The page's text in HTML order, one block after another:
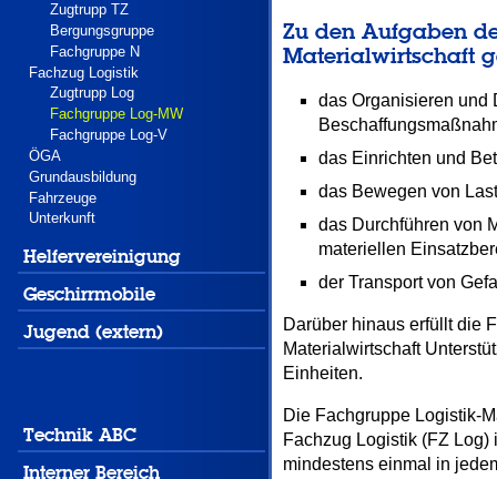
Zugtrupp TZ
Bergungsgruppe
Fachgruppe N
Fachzug Logistik
Zugtrupp Log
Fachgruppe Log-MW
Fachgruppe Log-V
ÖGA
Grundausbildung
Fahrzeuge
Unterkunft
Helfervereinigung
Geschirrmobile
Jugend (extern)
Technik ABC
Interner Bereich
Zu den Aufgaben
Materialwirtschaft
das Organisieren und
das Einrichten und
das Bewegen von
das Durchführen von
materiellen
der Transport von
Darüber hinaus erfüllt die
Materialwirtschaft
Einheiten.
Die Fachgruppe Logistik-
Fachzug Logistik (FZ
mindestens einmal in